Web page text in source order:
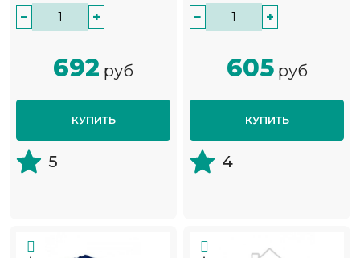
− +
692 руб
КУПИТЬ
5
− +
605руб
КУПИТЬ
4